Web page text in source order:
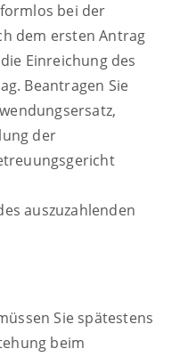
bei der
dem ersten Antrag
Einreichung des
Beantragen Sie
der
auszuzahlenden
Sie spätestens
beim